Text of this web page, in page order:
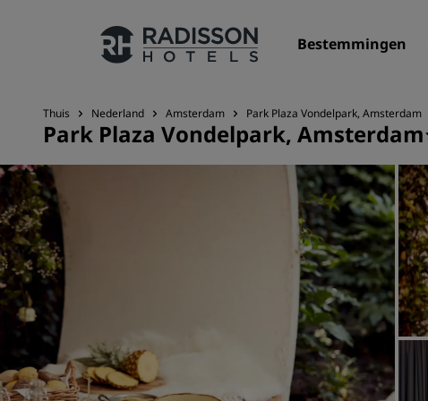
Bestemmingen
Onze merken
Radisson Hotels Brands
Thuis Nederland Amsterdam Park Plaza Vondelpark, Amsterdam
Park Plaza Vondelpark, Amsterdam